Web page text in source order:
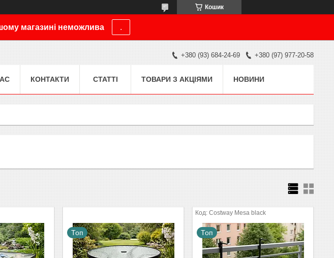
Кошик
магазині неможлива .
+380 (93) 684-24-69 +380 (97) 977-20-58
КОНТАКТИ СТАТТІ ТОВАРИ З АКЦІЯМИ НОВИНИ
Топ
Costway Mesa black
Топ